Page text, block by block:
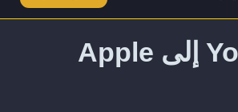
كيف تنقل قوائم التشغيل من YouSee Musik إلى Apple